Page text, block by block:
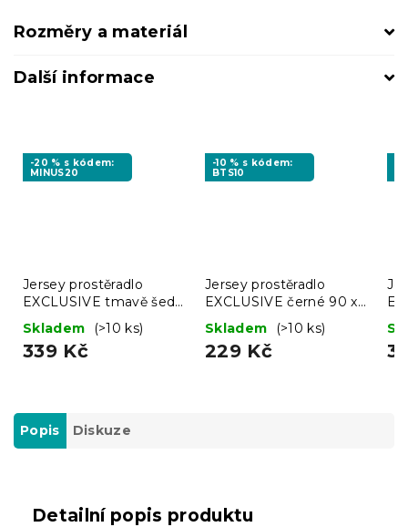
Rozměry a materiál
Další informace
-20 % s kódem:
MINUS20
Jersey prostěradlo
EXCLUSIVE tmavě šedé
180 x 200 cm
Skladem (>10 ks)
339 Kč
-10 % s kódem:
BTS10
Jersey prostěradlo
EXCLUSIVE černé 90 x
200 cm
Skladem (>10 ks)
229 Kč
Popis Diskuze
Detailní popis produktu